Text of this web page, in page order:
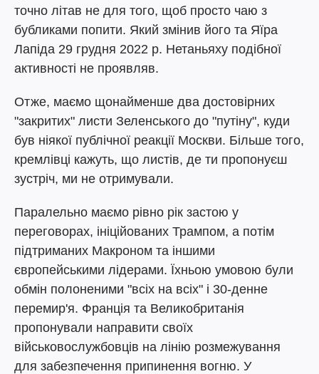
точно літав не для того, щоб просто чаю з
бубликами попити. Який змінив його та Яїра
Лапіда 29 грудня 2022 р. Нетаньяху подібної
активності не проявляв.
Отже, маємо щонайменше два достовірних
"закритих" листи Зеленського до "путіну", куди
був ніякої публічної реакції Москви. Більше того,
кремлівці кажуть, що листів, де ти пропонуєш
зустріч, ми не отримували.
Паралельно маємо рівно рік застою у
переговорах, ініційованих Трампом, а потім
підтриманих Макроном та іншими
європейськими лідерами. Їхньою умовою були
обмін полоненими "всіх на всіх" і 30-денне
перемир'я. Франція та Великобританія
пропонували направити своїх
військовослужбовців на лінію розмежування
для забезпечення припинення вогню. У